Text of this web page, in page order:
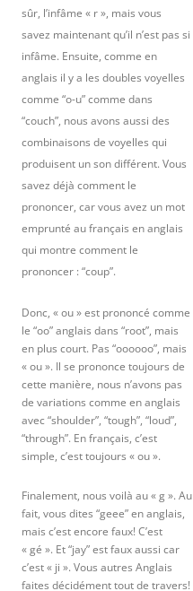
sûr, l’infâme « r », mais vous
savez maintenant qu’il n’est pas si
infâme. Ensuite, comme en
anglais il y a les doubles voyelles
comme “o-u” comme dans
“couch”, nous avons aussi des
combinaisons de voyelles qui
produisent un son différent. Vous
savez déjà comment le
prononcer, car vous avez un mot
emprunté au français en anglais
qui montre comment le
prononcer : “coup”.
Donc, « ou » est prononcé comme
le “oo” anglais dans “root”, mais
en plus court. Pas “oooooo”, mais
« ou ». Il se prononce toujours de
cette manière, nous n’avons pas
de variations comme en anglais
avec “shoulder”, “tough”, “loud”,
“through”. En français, c’est
simple, c’est toujours « ou ».
Finalement, nous voilà au « g ». Au
fait, vous dites “geee” en anglais,
mais c’est encore faux! C’est
« gé ». Et “jay” est faux aussi car
c’est « ji ». Vous autres Anglais
faites décidément tout de travers!